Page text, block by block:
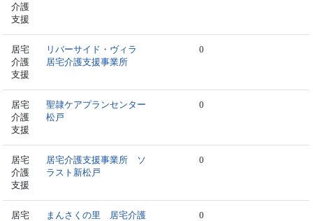
介護
支援
居宅
介護
支援
リバーサイド・ヴィラ
居宅介護支援事業所
0
居宅
介護
支援
聖隷ケアプランセンター
松戸
0
居宅
介護
支援
居宅介護支援事業所 ソ
ラスト新松戸
0
居宅
まんさくの里 居宅介護
0